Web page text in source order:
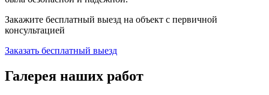
Закажите бесплатный выезд на объект с первичной
консультацией
Заказать бесплатный выезд
Галерея наших работ